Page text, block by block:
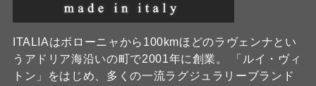
ITALIAはボローニャから100kmほどのラヴェンナとい
うアドリア海沿いの町で2001年に創業。 「ルイ・ヴィ
トン」をはじめ、多くの一流ラグジュラリーブランド